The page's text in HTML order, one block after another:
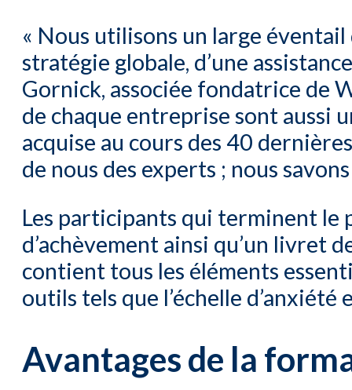
« Nous utilisons un large éventail
stratégie globale, d’une
Gornick, associée fondatrice de
de chaque entreprise sont aussi
acquise au cours des 40
de nous des experts ; nous
Les participants qui terminent
d’achèvement ainsi qu’un livret
contient tous les éléments
outils tels que l’échelle
Avantages de la